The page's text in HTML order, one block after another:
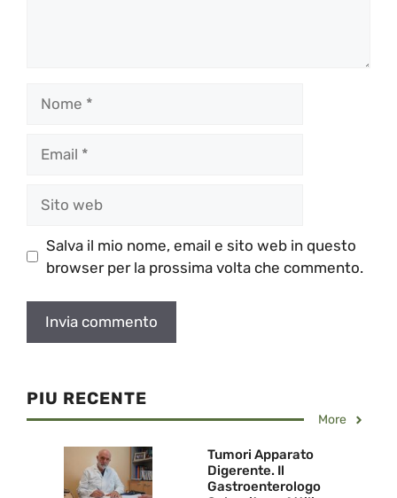
web
Salva il mio nome, email e sito web in questo
browser per la prossima volta che commento.
PIU RECENTE
More
Tumori Apparato
Digerente. Il
Gastroenterologo